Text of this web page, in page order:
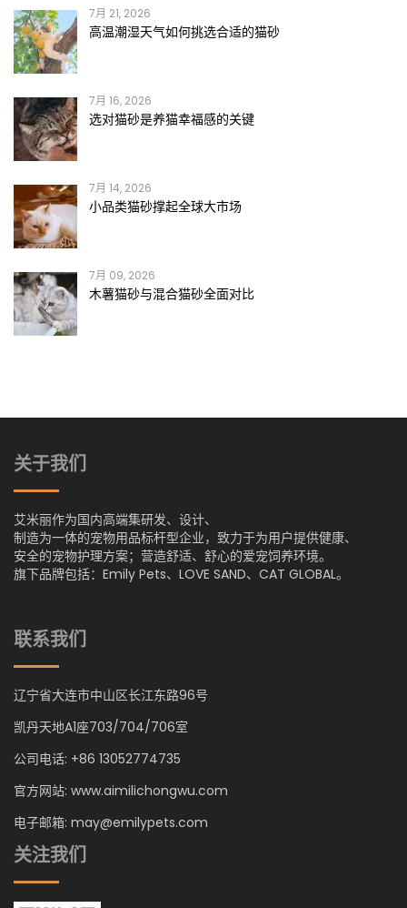
7月 21, 2026
高温潮湿天气如何挑选合适的猫砂
7月 16, 2026
选对猫砂是养猫幸福感的关键
7月 14, 2026
小品类猫砂撑起全球大市场
7月 09, 2026
木薯猫砂与混合猫砂全面对比
关于我们
艾米丽作为国内高端集研发、设计、
制造为一体的宠物用品标杆型企业，致力于为用户提供健康、
安全的宠物护理方案；营造舒适、舒心的爱宠饲养环境。
旗下品牌包括：Emily Pets、LOVE SAND、CAT GLOBAL。
联系我们
辽宁省大连市中山区长江东路96号
凯丹天地A1座703/704/706室
公司电话: +86 13052774735
官方网站: www.aimilichongwu.com
电子邮箱: may@emilypets.com
关注我们